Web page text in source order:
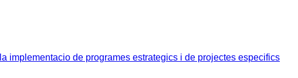
implementacio de programes estrategics i de projectes especifics